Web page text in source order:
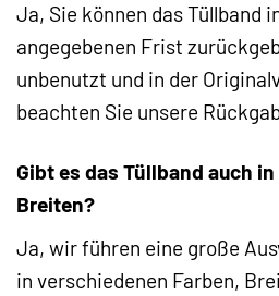
Ja, Sie können das Tüllband
angegebenen Frist
unbenutzt und in der
beachten Sie unsere
Gibt es das Tüllband auch
Breiten?
Ja, wir führen eine große
in verschiedenen Farben,